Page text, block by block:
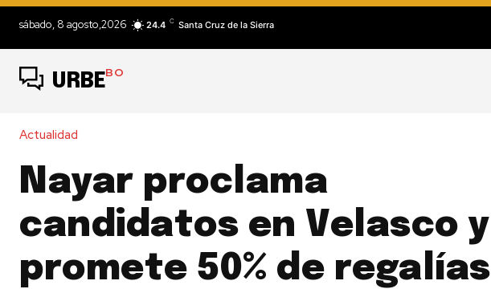
sábado, 8 agosto,2026 24.4 C Santa Cruz de la Sierra
URBEBO
Actualidad
Nayar proclama
candidatos en Velasco y
promete 50% de regalías